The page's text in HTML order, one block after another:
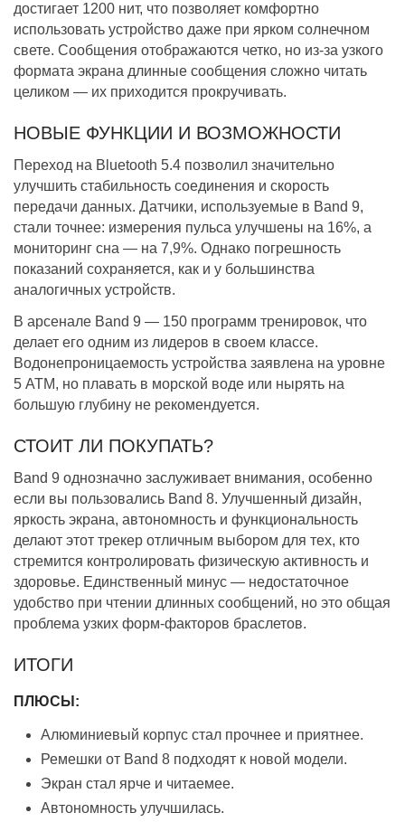
достигает 1200 нит, что позволяет комфортно
использовать устройство даже при ярком солнечном
свете. Сообщения отображаются четко, но из-за узкого
формата экрана длинные сообщения сложно читать
целиком — их приходится прокручивать.
НОВЫЕ ФУНКЦИИ И ВОЗМОЖНОСТИ
Переход на Bluetooth 5.4 позволил значительно
улучшить стабильность соединения и скорость
передачи данных. Датчики, используемые в Band 9,
стали точнее: измерения пульса улучшены на 16%, а
мониторинг сна — на 7,9%. Однако погрешность
показаний сохраняется, как и у большинства
аналогичных устройств.
В арсенале Band 9 — 150 программ тренировок, что
делает его одним из лидеров в своем классе.
Водонепроницаемость устройства заявлена на уровне
5 АТМ, но плавать в морской воде или нырять на
большую глубину не рекомендуется.
СТОИТ ЛИ ПОКУПАТЬ?
Band 9 однозначно заслуживает внимания, особенно
если вы пользовались Band 8. Улучшенный дизайн,
яркость экрана, автономность и функциональность
делают этот трекер отличным выбором для тех, кто
стремится контролировать физическую активность и
здоровье. Единственный минус — недостаточное
удобство при чтении длинных сообщений, но это общая
проблема узких форм-факторов браслетов.
ИТОГИ
ПЛЮСЫ:
Алюминиевый корпус стал прочнее и приятнее.
Ремешки от Band 8 подходят к новой модели.
Экран стал ярче и читаемее.
Автономность улучшилась.